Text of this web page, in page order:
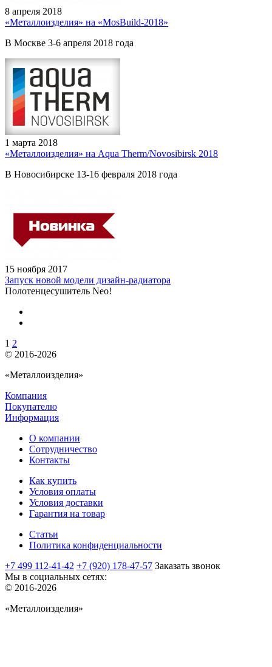
8 апреля 2018
«Металлоизделия» на «MosBuild-2018»
В Москве 3-6 апреля 2018 года
1 марта 2018
«Металлоизделия» на Aqua Therm/Novosibirsk 2018
В Новосибирске 13-16 февраля 2018 года
15 ноября 2017
Запуск новой модели дизайн-радиатора
Полотенцесушитель Neo!
1 2
© 2016-2026
«Металлоизделия»
Компания
Покупателю
Информация
О компании
Сотрудничество
Контакты
Как купить
Условия оплаты
Условия доставки
Гарантия на товар
Статьи
Политика конфиденциальности
+7 499 112-41-42 +7 (920) 178-47-57 Заказать звонок
Мы в социальных сетях:
© 2016-2026
«Металлоизделия»